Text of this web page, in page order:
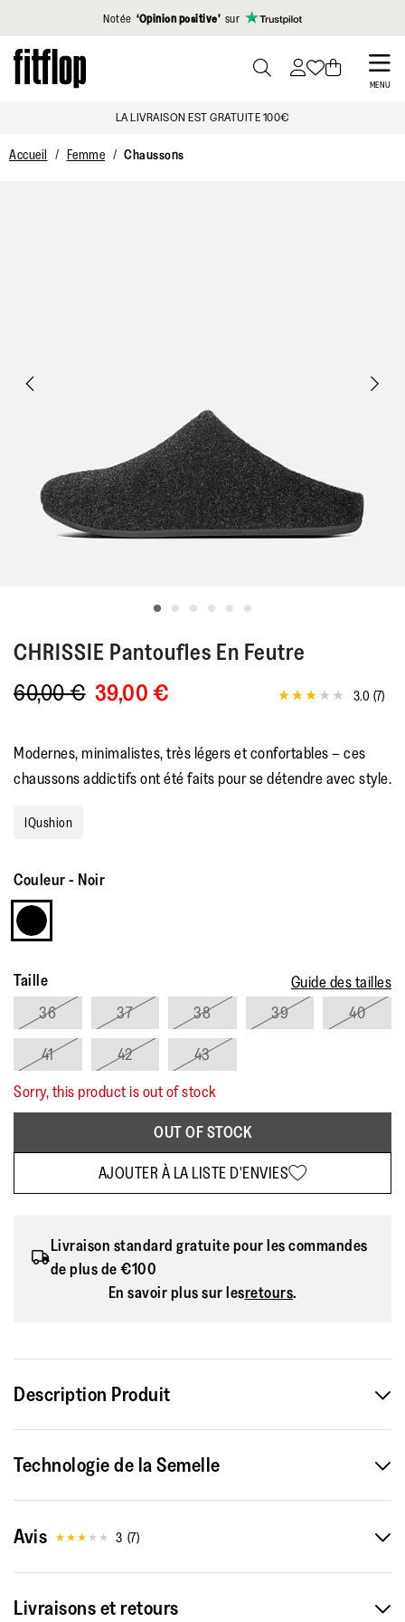
Cliquez pour consulter notre déclaration d'accessibilité
Notée ‘Opinion positive’ sur
Skip
to
MENU
TO
LA LIVRAISON EST GRATUITE 100€
Accueil Femme Chaussons
CHRISSIE Pantoufles En Feutre
60,00 € 39,00 €
3.0
5,
valeur
de
la
3.0 (7)
Modernes, minimalistes, très légers et confortables – ces
chaussons addictifs ont été faits pour se détendre avec style.
IQushion
Couleur- Noir
Taille
Guide des tailles
36
37 38 39 40
41 42
43
Sorry, this product is out of stock
OUT OF STOCK
AJOUTER À LA LISTE D'ENVIES
Livraison standard gratuite pour les commandes
de plus de €100
En savoir plus sur lesretours.
Description Produit
petits chaussons addictifs ont été faits pour se détendre
Ici en feutre cosy, ceux-ci présentent des tiges d'une seule
développées par des biomécaniciens pour maximiser le
Technologie de la Semelle
Avis 3 (7)
Livraisons et retours